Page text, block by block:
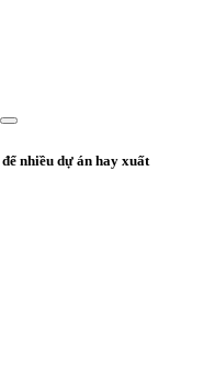
để nhiều dự án hay xuất